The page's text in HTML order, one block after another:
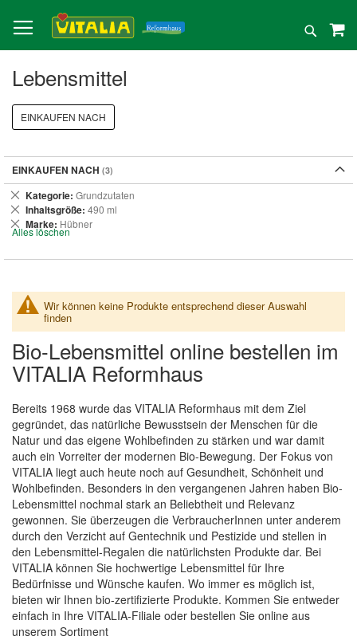
zum
Inhalt
Suche
Lebensmittel
Wir können keine Produkte entsprechend dieser Auswahl
finden
Bio-Lebensmittel online bestellen im
VITALIA Reformhaus
Bereits 1968 wurde das VITALIA Reformhaus mit dem Ziel
gegründet, das natürliche Bewusstsein der Menschen für die
Natur und das eigene Wohlbefinden zu stärken und war damit
auch ein Vorreiter der modernen Bio-Bewegung. Der Fokus von
VITALIA liegt auch heute noch auf Gesundheit, Schönheit und
Wohlbefinden. Besonders in den vergangenen Jahren haben Bio-
Lebensmittel nochmal stark an Beliebtheit und Relevanz
gewonnen. Sie überzeugen die VerbraucherInnen unter anderem
durch den Verzicht auf Gentechnik und Pestizide und stellen in
den Lebensmittel-Regalen die natürlichsten Produkte dar. Bei
VITALIA können Sie hochwertige Lebensmittel für Ihre
Bedürfnisse und Wünsche kaufen. Wo immer es möglich ist,
bieten wir Ihnen bio-zertifizierte Produkte. Kommen Sie entweder
einfach in Ihre VITALIA-Filiale oder bestellen Sie online aus
unserem Sortiment
EINKAUFEN NACH
EINKAUFEN NACH
Kategorie Grundzutaten
Dies
entfernen
Inhaltsgröße 490 ml
Dies
entfernen
Marke Hübner
Dies
entfernen
Alles löschen